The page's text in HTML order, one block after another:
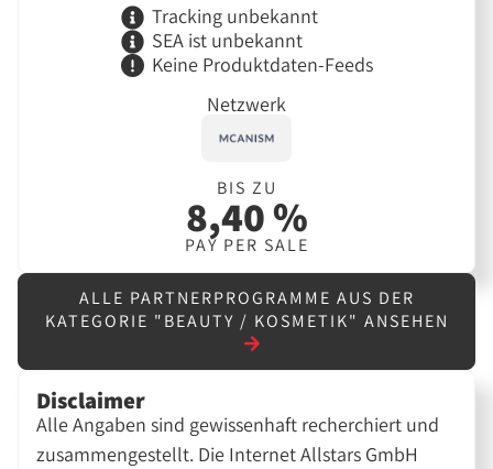
Tracking unbekannt
SEA ist unbekannt
Keine Produktdaten-Feeds
Netzwerk
BIS ZU
8,40 %
PAY PER SALE
ALLE PARTNERPROGRAMME AUS DER
KATEGORIE "BEAUTY / KOSMETIK" ANSEHEN
Disclaimer
Alle Angaben sind gewissenhaft recherchiert und
zusammengestellt. Die Internet Allstars GmbH